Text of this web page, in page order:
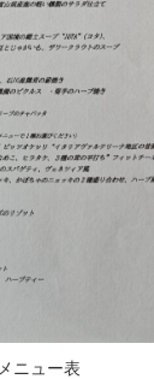
メニュー表